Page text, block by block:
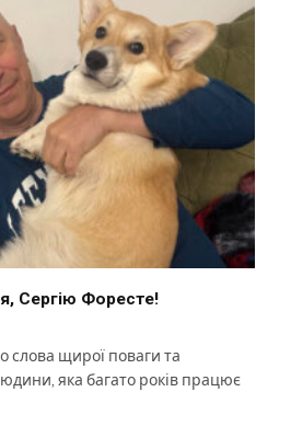
Сергію Форесте!
слова щирої поваги та
яка багато років працює